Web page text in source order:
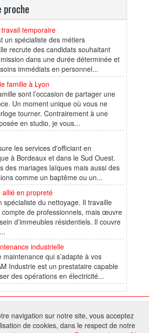
proche
temporaire
un spécialiste des métiers
recrute des candidats souhaitant
dans une durée déterminée et
immédiats en personnel...
famille à Lyon
sont l’occasion de partager une
Un moment unique où vous ne
tourner. Contrairement à une
en studio, je vous...
les services d'officiant en
à Bordeaux et dans le Sud Ouest.
des mariages laïques mais aussi des
comme un baptême ou un...
allié en propreté
spécialiste du nettoyage. Il travaille
de professionnels, mais œuvre
d’immeubles résidentiels. Il couvre
industrielle
maintenance qui s’adapte à vos
Industrie est un prestataire capable
des opérations en électricité...
FontAwesome
Toute reproduction du contenu de ce site, même
navigation sur notre site, vous acceptez
de cookies, dans le respect de notre